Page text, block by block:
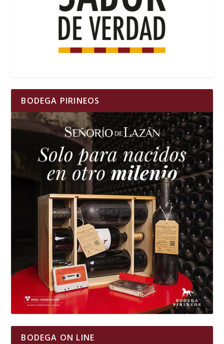
BODEGA PIRINEOS
BODEGA ON LINE